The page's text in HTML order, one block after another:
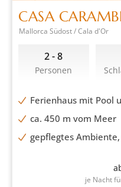
CASA
Mallorca Südost / Cala d'Or
2 - 8
Personen
Ferienhaus mit Pool
ca. 450 m vom Meer
gepflegtes
je Nacht